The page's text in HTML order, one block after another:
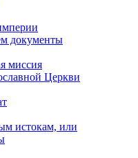
документы
миссия
Церкви
истокам, или